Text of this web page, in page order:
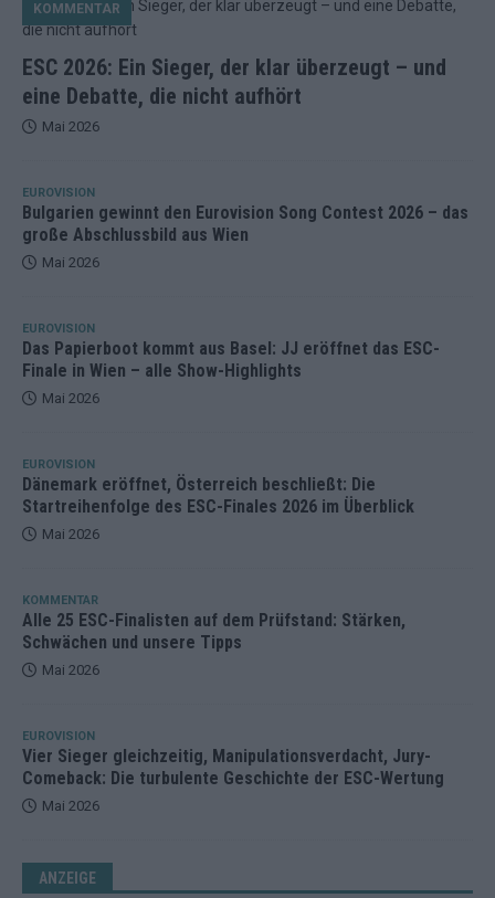
ESC 2026: Ein Sieger, der klar überzeugt – und
eine Debatte, die nicht aufhört
KOMMENTAR
Mai 2026
EUROVISION
Bulgarien gewinnt den Eurovision Song Contest 2026 – das
große Abschlussbild aus Wien
Mai 2026
EUROVISION
Das Papierboot kommt aus Basel: JJ eröffnet das ESC-
Finale in Wien – alle Show-Highlights
Mai 2026
EUROVISION
Dänemark eröffnet, Österreich beschließt: Die
Startreihenfolge des ESC-Finales 2026 im Überblick
Mai 2026
KOMMENTAR
Alle 25 ESC-Finalisten auf dem Prüfstand: Stärken,
Schwächen und unsere Tipps
Mai 2026
EUROVISION
Vier Sieger gleichzeitig, Manipulationsverdacht, Jury-
Comeback: Die turbulente Geschichte der ESC-Wertung
Mai 2026
ANZEIGE